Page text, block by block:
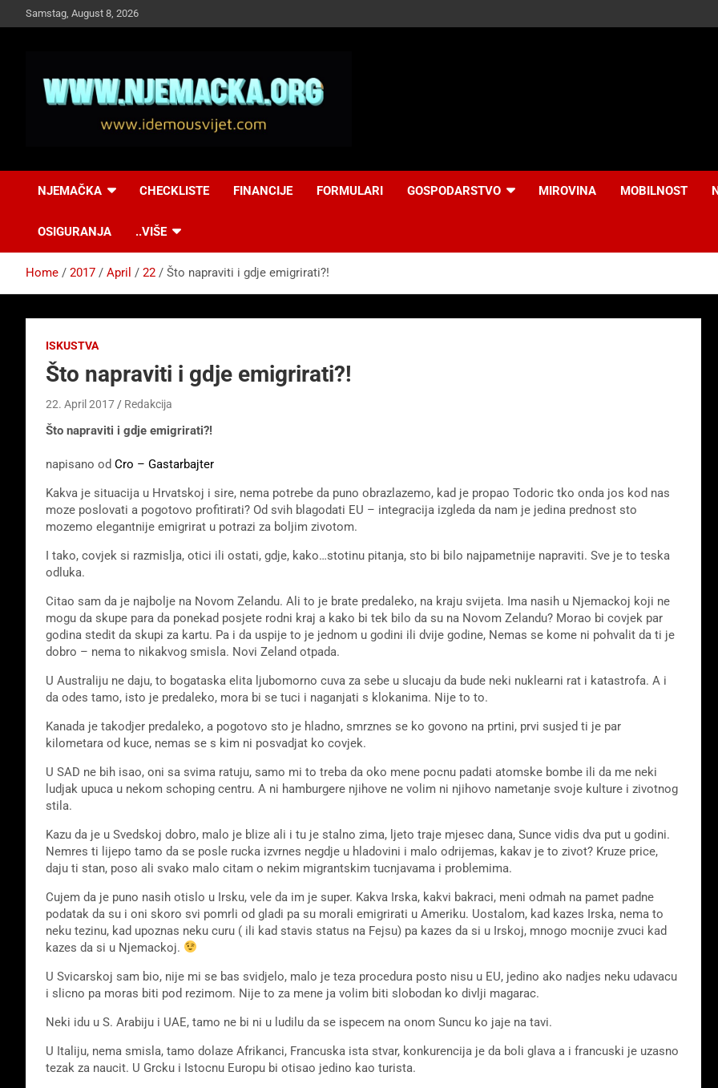
to
Samstag, August 8, 2026
Idemo u Svijet-
NJEMAČKA CHECKLISTE FINANCIJE FORMULARI GOSPODARSTVO MIROVINA MOBILNOST
OSIGURANJA ..VIŠE
Home 2017 April 22 Što napraviti i gdje emigrirati?!
ISKUSTVA
Što napraviti i gdje emigrirati?!
22. April 2017 Redakcija
Što napraviti i gdje emigrirati?!
napisano od Cro – Gastarbajter
Kakva je situacija u Hrvatskoj i sire, nema potrebe da puno obrazlazemo, kad je propao Todoric tko onda jos kod nas
moze poslovati a pogotovo profitirati? Od svih blagodati EU – integracija izgleda da nam je jedina prednost sto
mozemo elegantnije emigrirat u potrazi za boljim zivotom.
I tako, covjek si razmislja, otici ili ostati, gdje, kako…stotinu pitanja, sto bi bilo najpametnije napraviti. Sve je to teska
odluka.
Citao sam da je najbolje na Novom Zelandu. Ali to je brate predaleko, na kraju svijeta. Ima nasih u Njemackoj koji ne
mogu da skupe para da ponekad posjete rodni kraj a kako bi tek bilo da su na Novom Zelandu? Morao bi covjek par
godina stedit da skupi za kartu. Pa i da uspije to je jednom u godini ili dvije godine, Nemas se kome ni pohvalit da ti je
dobro – nema to nikakvog smisla. Novi Zeland otpada.
U Australiju ne daju, to bogataska elita ljubomorno cuva za sebe u slucaju da bude neki nuklearni rat i katastrofa. A i
da odes tamo, isto je predaleko, mora bi se tuci i naganjati s klokanima. Nije to to.
Kanada je takodjer predaleko, a pogotovo sto je hladno, smrznes se ko govono na prtini, prvi susjed ti je par
kilometara od kuce, nemas se s kim ni posvadjat ko covjek.
U SAD ne bih isao, oni sa svima ratuju, samo mi to treba da oko mene pocnu padati atomske bombe ili da me neki
ludjak upuca u nekom schoping centru. A ni hamburgere njihove ne volim ni njihovo nametanje svoje kulture i zivotnog
stila.
Kazu da je u Svedskoj dobro, malo je blize ali i tu je stalno zima, ljeto traje mjesec dana, Sunce vidis dva put u godini.
Nemres ti lijepo tamo da se posle rucka izvrnes negdje u hladovini i malo odrijemas, kakav je to zivot? Kruze price,
daju ti stan, poso ali svako malo citam o nekim migrantskim tucnjavama i problemima.
Cujem da je puno nasih otislo u Irsku, vele da im je super. Kakva Irska, kakvi bakraci, meni odmah na pamet padne
podatak da su i oni skoro svi pomrli od gladi pa su morali emigrirati u Ameriku. Uostalom, kad kazes Irska, nema to
neku tezinu, kad upoznas neku curu ( ili kad stavis status na Fejsu) pa kazes da si u Irskoj, mnogo mocnije zvuci kad
kazes da si u Njemackoj.
U Svicarskoj sam bio, nije mi se bas svidjelo, malo je teza procedura posto nisu u EU, jedino ako nadjes neku udavacu
i slicno pa moras biti pod rezimom. Nije to za mene ja volim biti slobodan ko divlji magarac.
Neki idu u S. Arabiju i UAE, tamo ne bi ni u ludilu da se ispecem na onom Suncu ko jaje na tavi.
U Italiju, nema smisla, tamo dolaze Afrikanci, Francuska ista stvar, konkurencija je da boli glava a i francuski je uzasno
tezak za naucit. U Grcku i Istocnu Europu bi otisao jedino kao turista.